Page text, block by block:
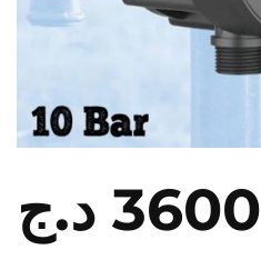
3600 د.ج